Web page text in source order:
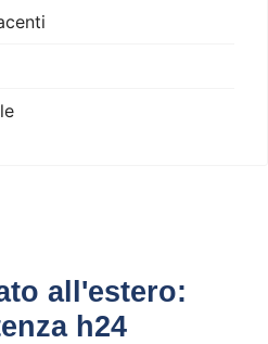
all'estero:
h24